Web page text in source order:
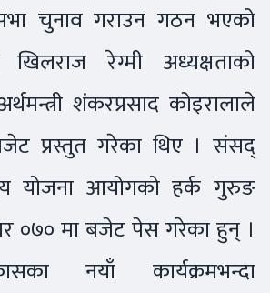
चुनाव गराउन गठन भएको
खिलराज रेग्मी अध्यक्षताको
शंकरप्रसाद कोइरालाले
प्रस्तुत गरेका थिए । संसद्
योजना आयोगको हर्क गुरुङ
०७० मा बजेट पेस गरेका हुन् ।
नयाँ कार्यक्रमभन्दा